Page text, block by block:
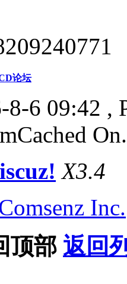
论坛
8-6 09:42 ,
On.
X3.4
Inc.
顶部 返回